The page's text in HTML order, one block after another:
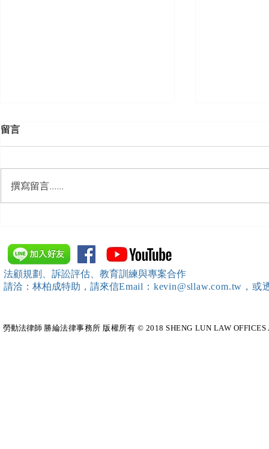
訓練）課程，邀請本所所長 邱
靖棠律師 擔任講師
留言
撰寫留言......
法顧規劃、訴訟評估、教育訓練與專案合作
請洽：林柏成特助 ，請來信Email：kevin@sllaw.com.tw，
勞動法律師​ 勝綸法律事務所 版權所有 © 2018 SHENG LUN LAW